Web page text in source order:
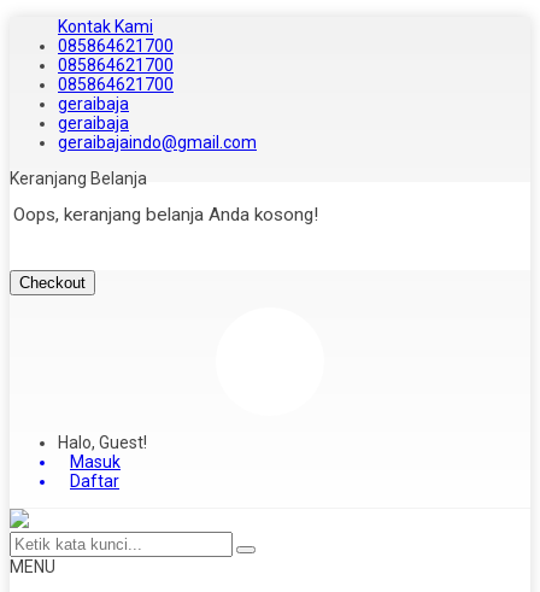
Kontak Kami
085864621700
085864621700
085864621700
geraibaja
geraibaja
geraibajaindo@gmail.com
Keranjang Belanja
Oops, keranjang belanja Anda kosong!
Checkout
Halo, Guest!
Masuk
Daftar
MENU